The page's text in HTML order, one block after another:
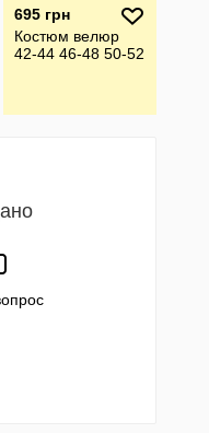
695 грн
Костюм велюр
42-44 46-48 50-52